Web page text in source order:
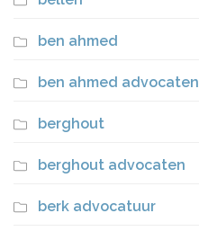
ben ahmed
ben ahmed advocaten
berghout
berghout advocaten
berk advocatuur